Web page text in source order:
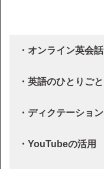
・オンライン英会話
・英語のひとりごと
・ディクテーション
・YouTubeの活用